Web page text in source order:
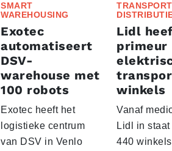
SMART
WAREHOUSING
Exotec
automatiseert
DSV-
warehouse met
100 robots
Exotec heeft het
logistieke centrum
van DSV in Venlo
Lidl
primeur
winkels
Vanaf
Lidl in
440 winkels